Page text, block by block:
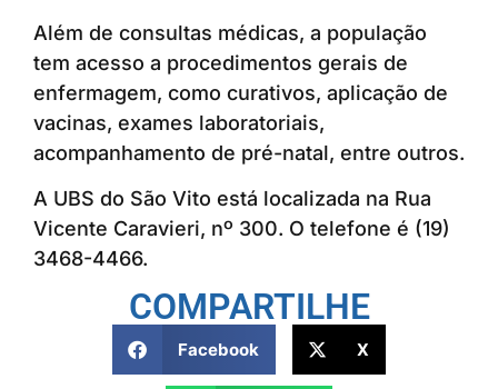
Além de consultas médicas, a população
tem acesso a procedimentos gerais de
enfermagem, como curativos, aplicação de
vacinas, exames laboratoriais,
acompanhamento de pré-natal, entre outros.
A UBS do São Vito está localizada na Rua
Vicente Caravieri, nº 300. O telefone é (19)
3468-4466.
COMPARTILHE
Facebook X